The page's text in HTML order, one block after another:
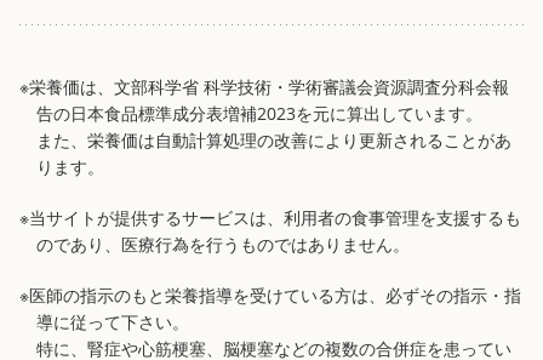
※栄養価は、文部科学省 科学技術・学術審議会資源調査分科会報
告の日本食品標準成分表増補2023を元に算出しています。
また、栄養価は自動計算処理の改善により更新されることがあ
ります。
※当サイトが提供するサービスは、利用者の食事管理を支援するも
のであり、医療行為を行うものではありません。
※医師の指示のもと栄養指導を受けている方は、必ずその指示・指
導に従って下さい。
特に、腎症や心筋梗塞、脳梗塞などの複数の合併症を患ってい